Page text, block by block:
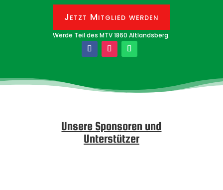
Jetzt Mitglied werden
Werde Teil des MTV 1860 Altlandsberg.
Unsere Sponsoren und
Unterstützer